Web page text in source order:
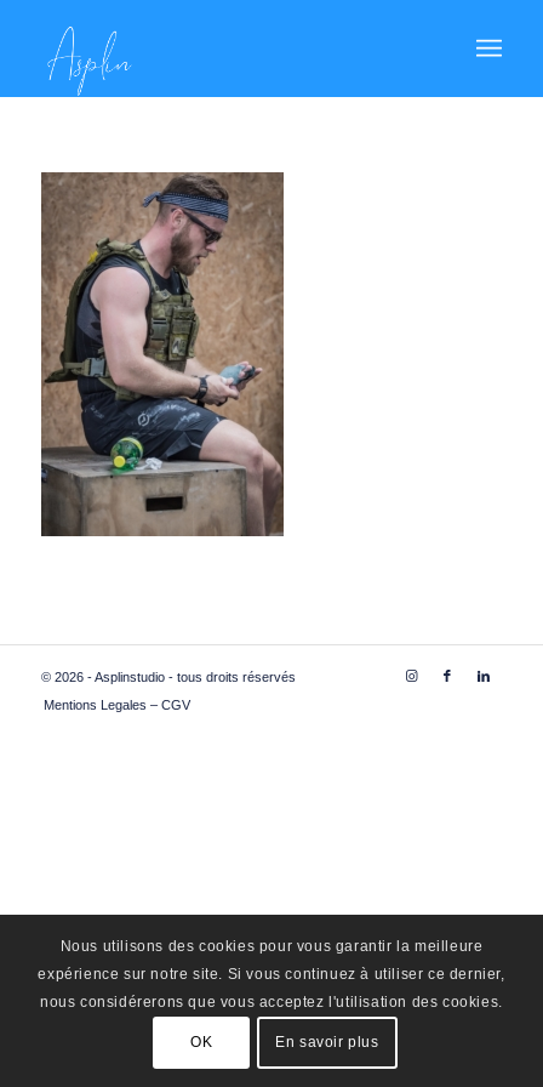
© 2026 - Asplinstudio - tous droits réservés
Mentions Legales – CGV
Nous utilisons des cookies pour vous garantir la meilleure
expérience sur notre site. Si vous continuez à utiliser ce dernier,
nous considérerons que vous acceptez l'utilisation des cookies.
OK En savoir plus